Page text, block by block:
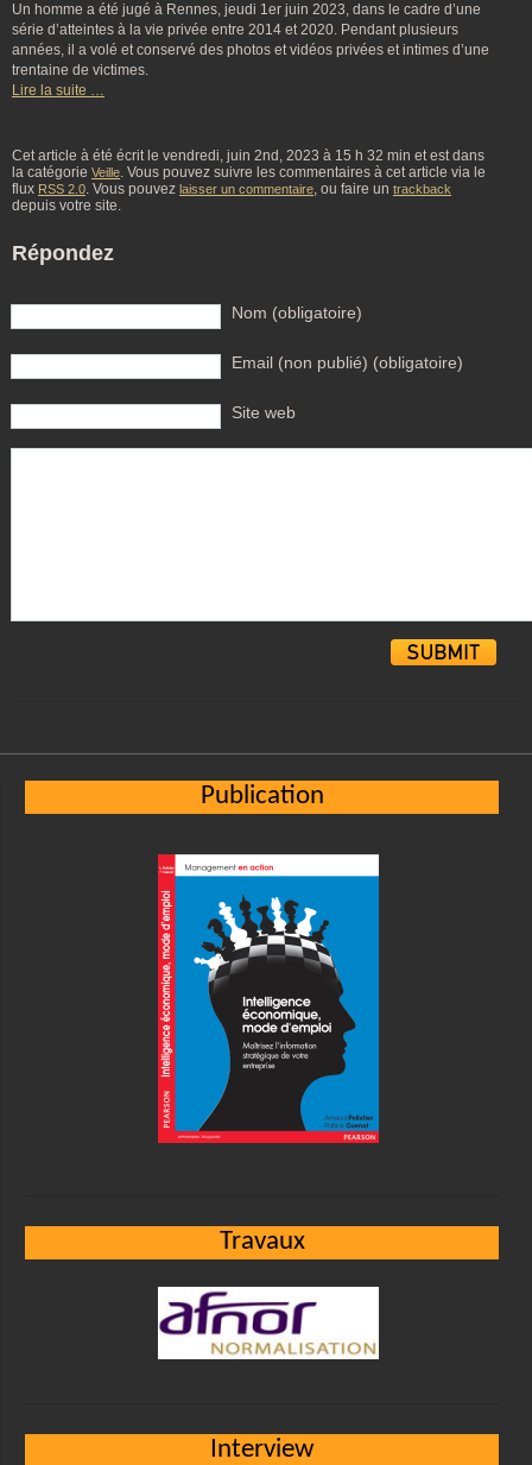
Un homme a été jugé à Rennes, jeudi 1er juin 2023, dans le cadre d’une
série d’atteintes à la vie privée entre 2014 et 2020. Pendant plusieurs
années, il a volé et conservé des photos et vidéos privées et intimes d’une
trentaine de victimes.
Lire la suite …
Cet article à été écrit le vendredi, juin 2nd, 2023 à 15 h 32 min et est dans
la catégorie Veille. Vous pouvez suivre les commentaires à cet article via le
flux RSS 2.0. Vous pouvez laisser un commentaire, ou faire un trackback
depuis votre site.
Répondez
Nom (obligatoire)
Email (non publié) (obligatoire)
Site web
Publication
Travaux
Interview